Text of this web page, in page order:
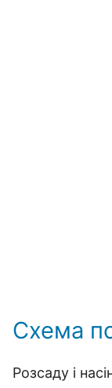
Схема
Розсаду і